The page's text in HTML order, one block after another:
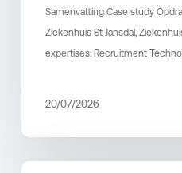
Samenvatting Case study
Ziekenhuis St Jansdal,
expertises: Recruitment
20/07/2026